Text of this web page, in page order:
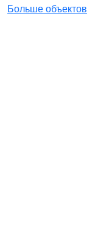
Больше объектов